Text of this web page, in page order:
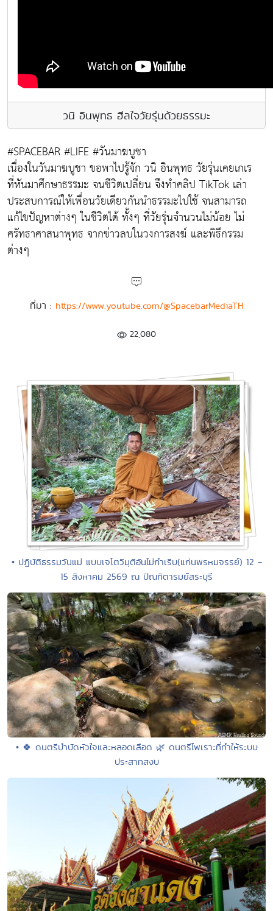
วนิ อินพุทธ ฮีลใจวัยรุ่นด้วยธรรมะ
#SPACEBAR #LIFE #วันมาฆบูชา
เนื่องในวันมาฆบูชา ขอพาไปรู้จัก วนิ อินพุทธ วัยรุ่นเคยเกเร
ที่หันมาศึกษาธรรมะ จนชีวิตเปลี่ยน จึงทำคลิป TikTok เล่า
ประสบการณ์ให้เพื่อนวัยเดียวกันนำธรรมะไปใช้ จนสามารถ
แก้ไขปัญหาต่างๆ ในชีวิตได้ ทั้งๆ ที่วัยรุ่นจำนวนไม่น้อย ไม่
ศรัทธาศาสนาพุทธ จากข่าวลบในวงการสงฆ์ และพิธีกรรม
ต่างๆ
ที่มา : https://www.youtube.com/@SpacebarMediaTH
22,080
• ปฏิบัติธรรมวันแม่ แบบเจโตวิมุติอันไม่กำเริบ(แก่นพรหมจรรย์) 12 -
15 สิงหาคม 2569 ณ ปัณฑิตารมย์สระบุรี
• 🍀 ดนตรีบำบัดหัวใจและหลอดเลือด 🌿 ดนตรีไพเราะที่ทำให้ระบบ
ประสาทสงบ